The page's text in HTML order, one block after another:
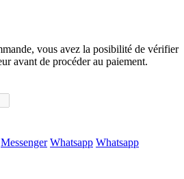
vous avez la posibilité de vérifier
avant de procéder au paiement.
Messenger Whatsapp Whatsapp